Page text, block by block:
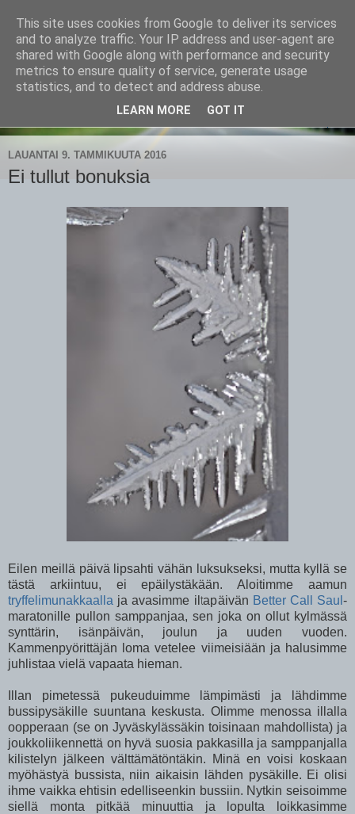
CampaSimpukka
kammen- ja kauhanpyöritystä
LAUANTAI 9. TAMMIKUUTA 2016
Ei tullut bonuksia
Eilen meillä päivä lipsahti vähän luksukseksi, mutta kyllä se
tästä arkiintuu, ei epäilystäkään. Aloitimme aamun
tryffelimunakkaalla ja avasimme iltapäivän Better Call Saul-
maratonille pullon samppanjaa, sen joka on ollut kylmässä
synttärin, isänpäivän, joulun ja uuden vuoden.
Kammenpyörittäjän loma vetelee viimeisiään ja halusimme
juhlistaa vielä vapaata hieman.
Illan pimetessä pukeuduimme lämpimästi ja lähdimme
bussipysäkille suuntana keskusta. Olimme menossa illalla
oopperaan (se on Jyväskylässäkin toisinaan mahdollista) ja
joukkoliikennettä on hyvä suosia pakkasilla ja samppanjalla
kilistelyn jälkeen välttämätöntäkin. Minä en voisi koskaan
myöhästyä bussista, niin aikaisin lähden pysäkille. Ei olisi
ihme vaikka ehtisin edelliseenkin bussiin. Nytkin seisoimme
siellä monta pitkää minuuttia ja lopulta loikkasimme
This site uses cookies from Google to deliver its services
and to analyze traffic. Your IP address and user-agent are
shared with Google along with performance and security
metrics to ensure quality of service, generate usage
statistics, and to detect and address abuse.
LEARN MORE GOT IT